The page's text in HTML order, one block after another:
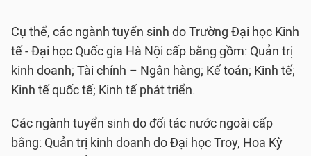
Cụ thể, các ngành tuyển sinh do Trường Đại học Kinh
tế - Đại học Quốc gia Hà Nội cấp bằng gồm: Quản trị
kinh doanh; Tài chính – Ngân hàng; Kế toán; Kinh tế;
Kinh tế quốc tế; Kinh tế phát triển.
Các ngành tuyển sinh do đối tác nước ngoài cấp
bằng: Quản trị kinh doanh do Đại học Troy, Hoa Kỳ